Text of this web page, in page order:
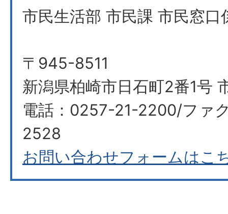
市民生活部 市民課 市民窓口
〒945-8511
新潟県柏崎市日石町2番1号
電話：0257-21-2200/ファ
2528
お問い合わせフォームはこ